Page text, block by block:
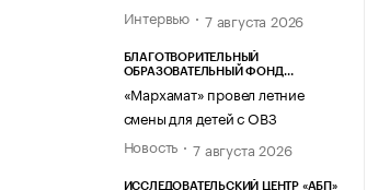
Интервью
7 августа 2026
БЛАГОТВОРИТЕЛЬНЫЙ
ОБРАЗОВАТЕЛЬНЫЙ ФОНД
«Мархамат» провел летние
смены для детей с ОВЗ
Новость
7 августа 2026
ИССЛЕДОВАТЕЛЬСКИЙ ЦЕНТР «АБП»